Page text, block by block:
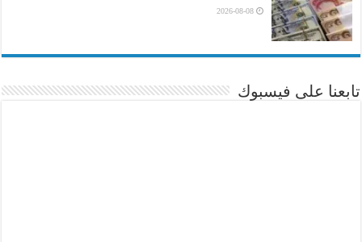
2026-08-08
تابعنا على فيسبوك